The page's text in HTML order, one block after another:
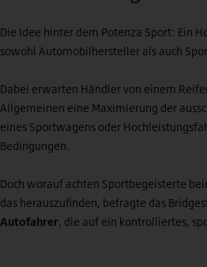
Die Idee hinter dem Potenza Sport: Ein
sowohl Automobilhersteller als auch
Dabei erwarten Händler von einem
Allgemeinen eine Maximierung der
eines Sportwagens oder
Bedingungen.
Doch worauf achten Sportbegeisterte
das herauszufinden, befragte das
Autofahrer, die auf ein kontrolliertes,